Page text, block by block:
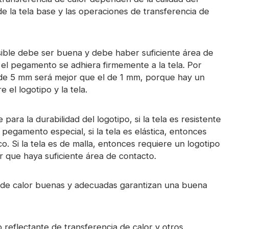
la tela base y las operaciones de transferencia de
debe ser buena y debe haber suficiente área de
pegamento se adhiera firmemente a la tela. Por
5 mm será mejor que el de 1 mm, porque hay un
el logotipo y la tela.
la durabilidad del logotipo, si la tela es resistente
especial, si la tela es elástica, entonces
Si la tela es de malla, entonces requiere un logotipo
haya suficiente área de contacto.
calor buenas y adecuadas garantizan una buena
reflectante de transferencia de calor y otros